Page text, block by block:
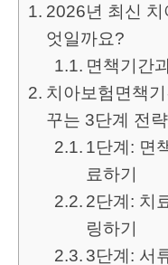
2026년 최신
엇일까요?
면책기간
치아보험면책기
꾸는 3단계 전략
1단계: 면
료하기
2단계: 치
링하기
3단계: 서